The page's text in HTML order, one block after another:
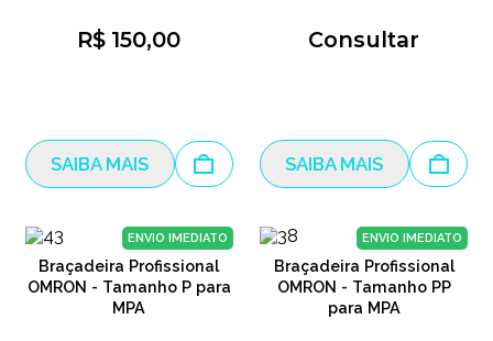
R$ 150,00
SAIBA MAIS
Consultar
SAIBA MAIS
Braçadeira Profissional
OMRON - Tamanho P para
MPA
ENVIO IMEDIATO
Braçadeira Profissional
OMRON - Tamanho PP
para MPA
ENVIO IMEDIATO